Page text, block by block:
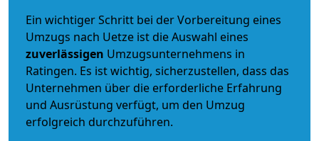
Ein wichtiger Schritt bei der Vorbereitung eines
Umzugs nach Uetze ist die Auswahl eines
zuverlässigen Umzugsunternehmens in
Ratingen. Es ist wichtig, sicherzustellen, dass das
Unternehmen über die erforderliche Erfahrung
und Ausrüstung verfügt, um den Umzug
erfolgreich durchzuführen.